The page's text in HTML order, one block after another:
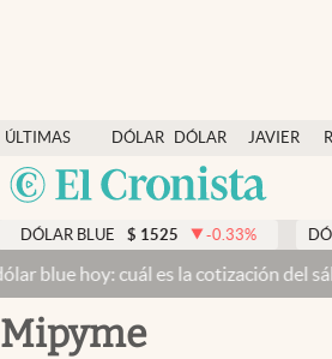
ÚLTIMAS
NOTICIAS
DÓLAR
DÓLAR
BLUE
JAVIER
Dólar
Members
Economía y Política
Finanzas y Mercados
Mercados Online
BLUE $ 1525 -0.33 DÓLAR
hoy: cuál es la cotización del sábado 8
mipyme